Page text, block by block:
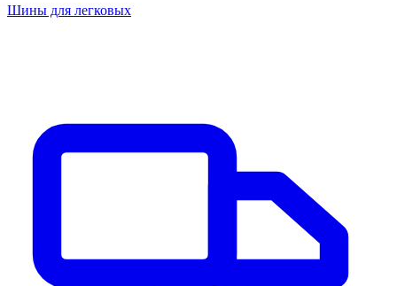
Шины для легковых